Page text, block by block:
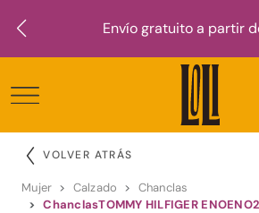
Envío gratuito a partir
VOLVER ATRÁS
Mujer Calzado
Chanclas
ChanclasTOMMY HILFIGER